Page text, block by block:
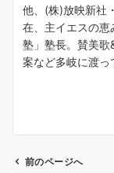
他、(株)放映新社
在、主イエスの
塾」塾長。賛美
案など多岐に渡っ
前のページへ